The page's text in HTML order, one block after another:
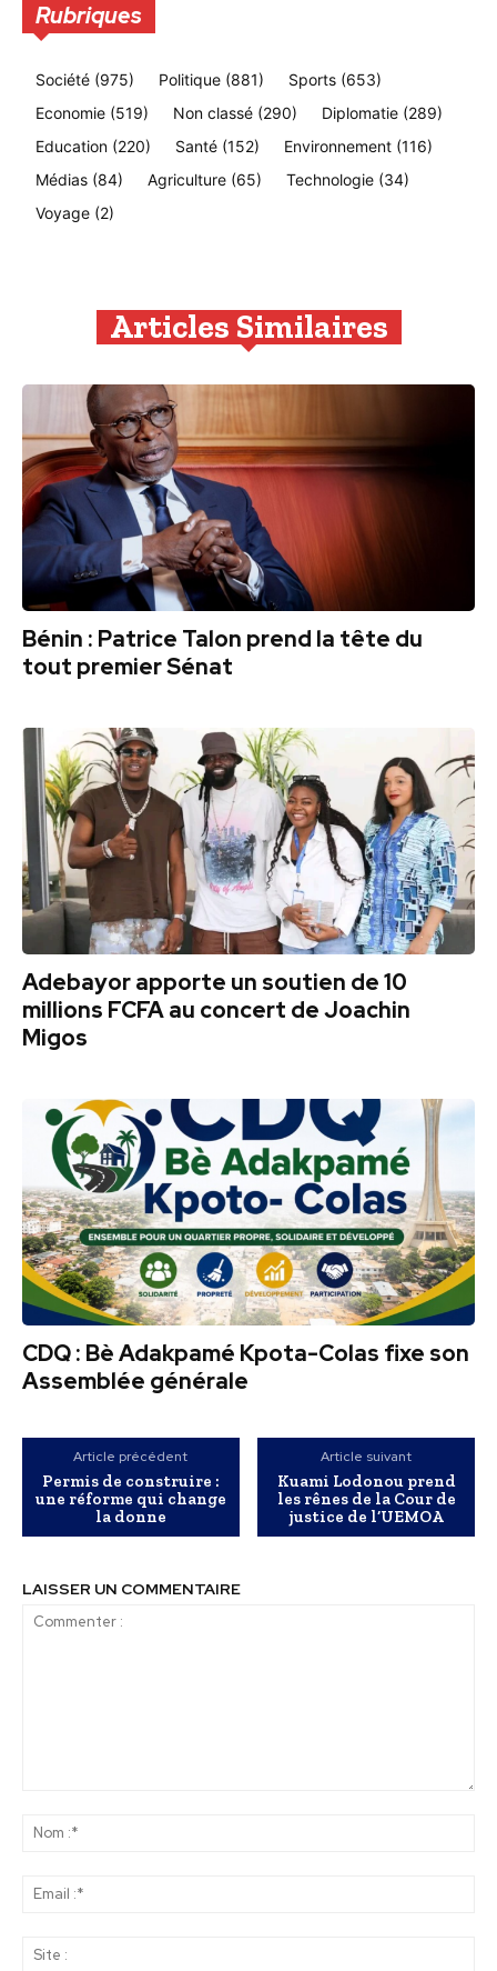
Rubriques
Société (975) Politique (881) Sports (653)
Economie (519) Non classé (290) Diplomatie (289)
Education (220) Santé (152) Environnement (116)
Médias (84) Agriculture (65) Technologie (34)
Voyage (2)
Articles Similaires
Bénin : Patrice Talon prend la tête du
tout premier Sénat
Adebayor apporte un soutien de 10
millions FCFA au concert de Joachin
Migos
CDQ : Bè Adakpamé Kpota-Colas fixe son
Assemblée générale
Article précédent
Permis de construire :
une réforme qui change
la donne
Article suivant
Kuami Lodonou prend
les rênes de la Cour de
justice de l’UEMOA
LAISSER UN COMMENTAIRE